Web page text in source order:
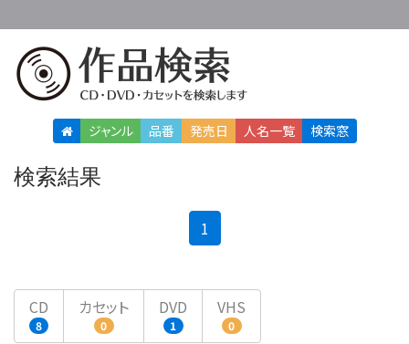
ジャンル 品番 発売日 人名一覧 検索窓
検索結果
1
CD
8
カセット
0
DVD
1
VHS
0